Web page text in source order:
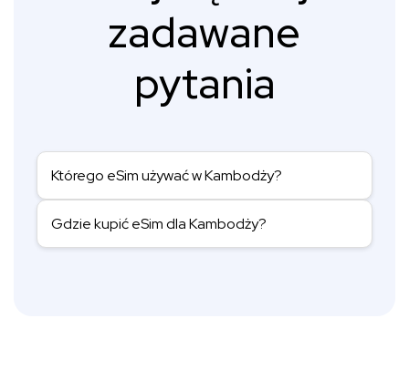
zadawane
pytania
Którego eSim używać w Kambodży?
Gdzie kupić eSim dla Kambodży?